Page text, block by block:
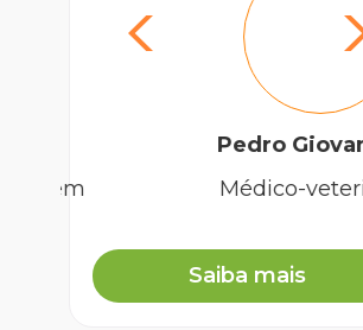
Pedro Giovannetti
Médico-veterinário
Saiba mais